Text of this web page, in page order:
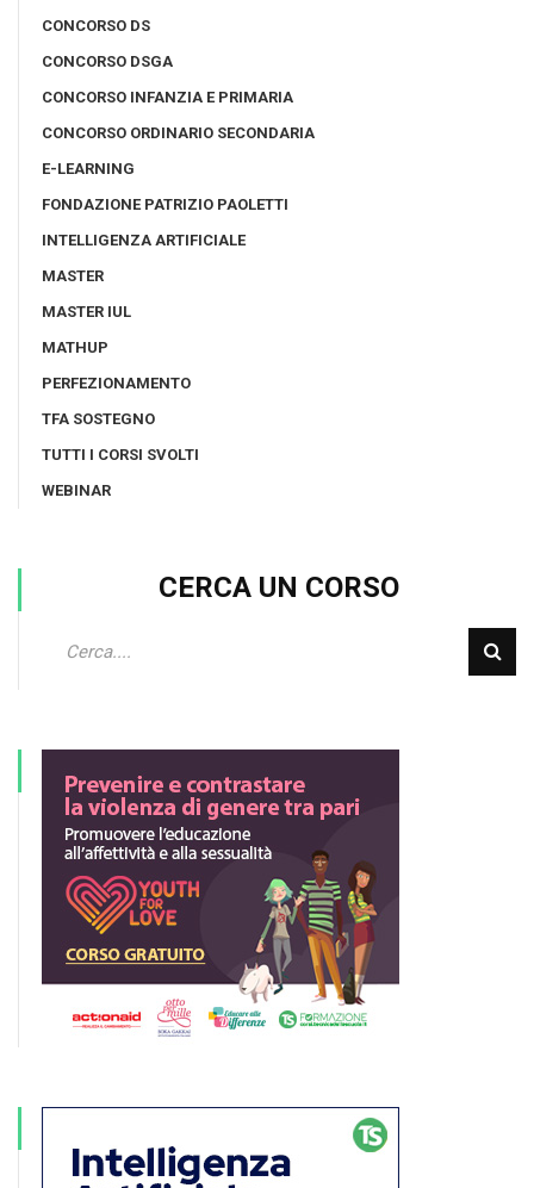
CONCORSO DS
CONCORSO DSGA
CONCORSO INFANZIA E PRIMARIA
CONCORSO ORDINARIO SECONDARIA
E-LEARNING
FONDAZIONE PATRIZIO PAOLETTI
INTELLIGENZA ARTIFICIALE
MASTER
MASTER IUL
MATHUP
PERFEZIONAMENTO
TFA SOSTEGNO
TUTTI I CORSI SVOLTI
WEBINAR
CERCA UN CORSO